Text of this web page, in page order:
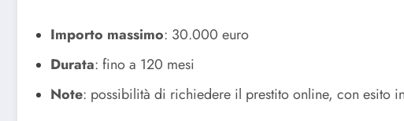
Importo massimo: 30.000 euro
Durata: fino a 120 mesi
Note: possibilità di richiedere il prestito online, con esito